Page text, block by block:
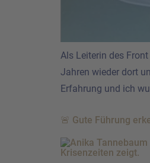
Als Leiterin des
Jahren wieder dort
Erfahrung und ich
🚨 Gute Führung